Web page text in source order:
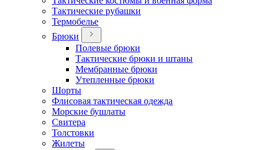
Тактические рубашки
Термобелье
Брюки
Полевые брюки
Тактические брюки и штаны
Мембранные брюки
Утепленные брюки
Шорты
Флисовая тактическая одежда
Морские бушлаты
Свитера
Толстовки
Жилеты